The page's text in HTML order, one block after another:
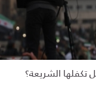
تكفلها الشريعة؟